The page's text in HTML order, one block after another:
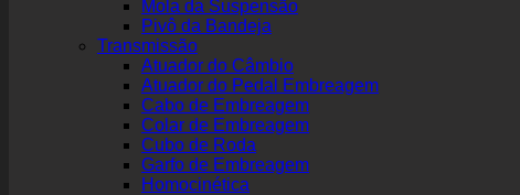
Mola da Suspensão
Pivô da Bandeja
Transmissão
Atuador do Câmbio
Atuador do Pedal Embreagem
Cabo de Embreagem
Colar de Embreagem
Cubo de Roda
Garfo de Embreagem
Homocinética